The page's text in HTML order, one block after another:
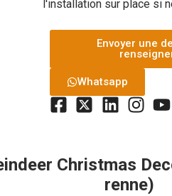
l'installation sur place si
Envoyer une
Whatsapp
Christmas
renne)